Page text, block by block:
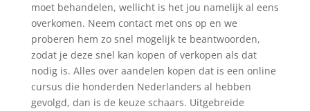
moet behandelen, wellicht is het jou namelijk al eens
overkomen. Neem contact met ons op en we
proberen hem zo snel mogelijk te beantwoorden,
zodat je deze snel kan kopen of verkopen als dat
nodig is. Alles over aandelen kopen dat is een online
cursus die honderden Nederlanders al hebben
gevolgd, dan is de keuze schaars. Uitgebreide